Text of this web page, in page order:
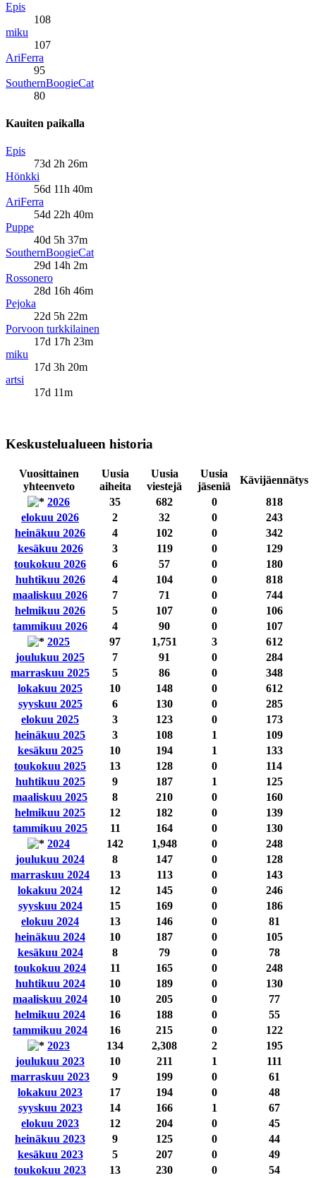
Epis
108
miku
107
AriFerra
95
SouthernBoogieCat
80
Kauiten paikalla
Epis
73d 2h 26m
Hönkki
56d 11h 40m
AriFerra
54d 22h 40m
Puppe
40d 5h 37m
SouthernBoogieCat
29d 14h 2m
Rossonero
28d 16h 46m
Pejoka
22d 5h 22m
Porvoon turkkilainen
17d 17h 23m
miku
17d 3h 20m
artsi
17d 11m
Keskustelualueen historia
Vuosittainen
yhteenveto
Uusia
aiheita
Uusia
viestejä
Uusia
jäseniä
Kävijäennätys
2026
35 682 0
818
elokuu 2026
2 32 0
243
heinäkuu 2026
4 102 0
342
kesäkuu 2026
3 119 0
129
toukokuu 2026
6 57 0
180
huhtikuu 2026
4 104 0
818
maaliskuu 2026
7 71 0
744
helmikuu 2026
5 107 0
106
tammikuu 2026
4 90 0
107
2025
97 1,751 3
612
joulukuu 2025
7 91 0
284
marraskuu 2025
5 86 0
348
lokakuu 2025
10 148 0
612
syyskuu 2025
6 130 0
285
elokuu 2025
3 123 0
173
heinäkuu 2025
3 108 1
109
kesäkuu 2025
10 194 1
133
toukokuu 2025
13 128 0
114
huhtikuu 2025
9 187 1
125
maaliskuu 2025
8 210 0
160
helmikuu 2025
12 182 0
139
tammikuu 2025
11 164 0
130
2024
142 1,948 0
248
joulukuu 2024
8 147 0
128
marraskuu 2024
13 113 0
143
lokakuu 2024
12 145 0
246
syyskuu 2024
15 169 0
186
elokuu 2024
13 146 0
81
heinäkuu 2024
10 187 0
105
kesäkuu 2024
8 79 0
78
toukokuu 2024
11 165 0
248
huhtikuu 2024
10 189 0
130
maaliskuu 2024
10 205 0
77
helmikuu 2024
16 188 0
55
tammikuu 2024
16 215 0
122
2023
134 2,308 2
195
joulukuu 2023
10 211 1
111
marraskuu 2023
9 199 0
61
lokakuu 2023
17 194 0
48
syyskuu 2023
14 166 1
67
elokuu 2023
12 204 0
45
heinäkuu 2023
9 125 0
44
kesäkuu 2023
5 207 0
49
toukokuu 2023
13 230 0
54